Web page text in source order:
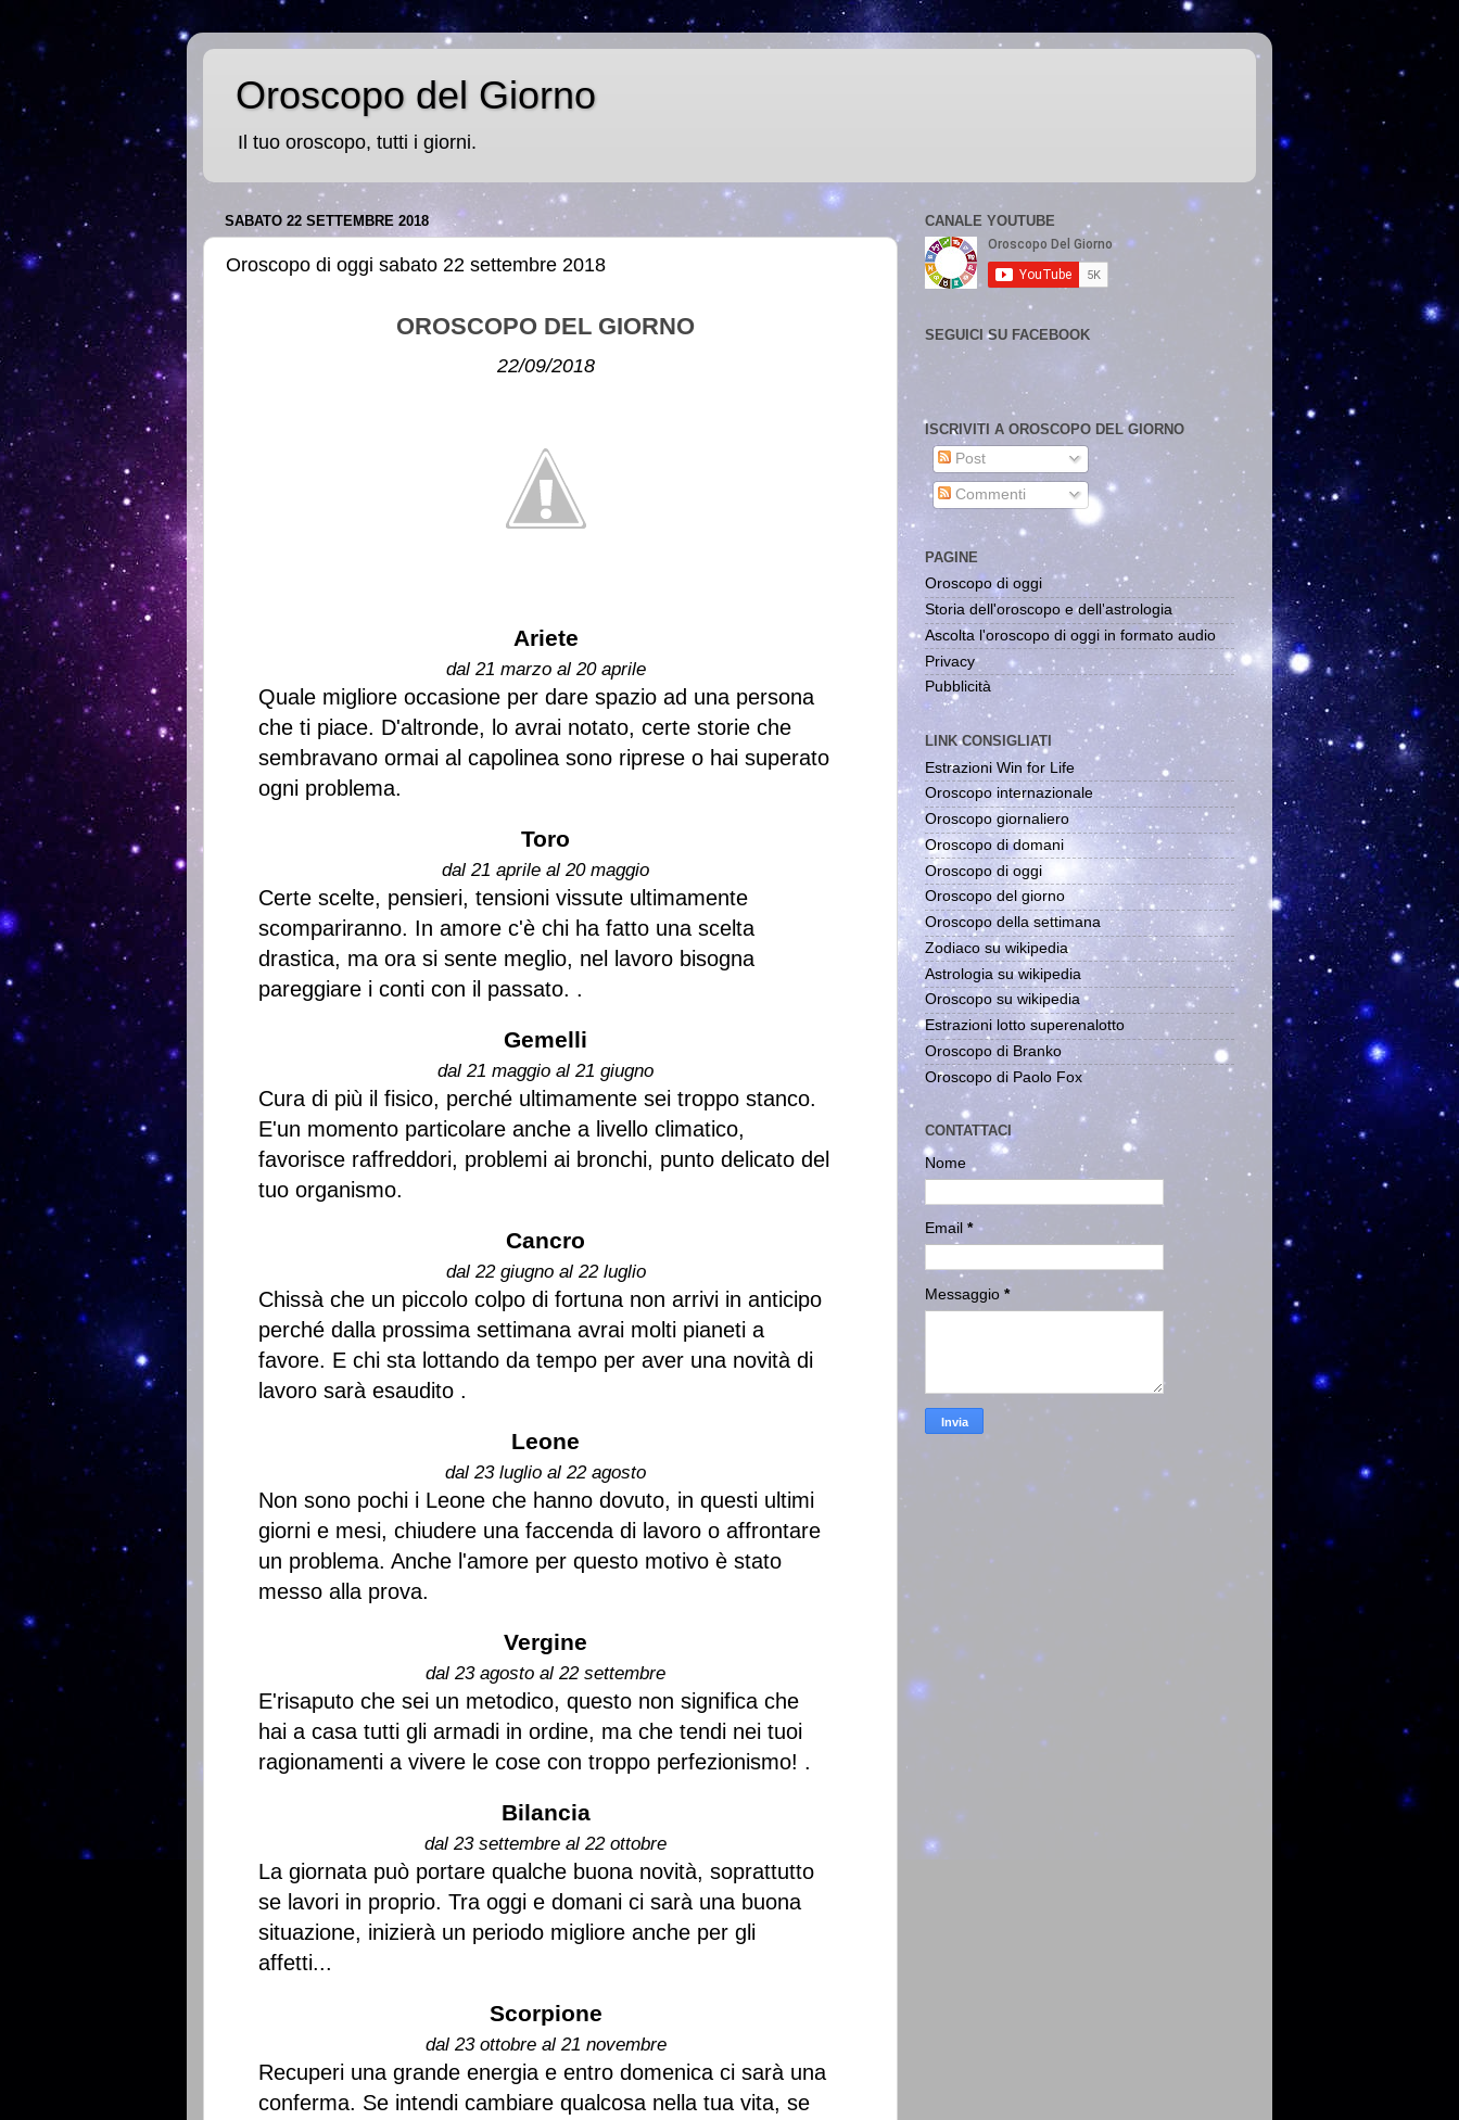
Oroscopo del Giorno
Il tuo oroscopo, tutti i giorni.
SABATO 22 SETTEMBRE 2018
Oroscopo di oggi sabato 22 settembre 2018
OROSCOPO DEL GIORNO
22/09/2018
Ariete
dal 21 marzo al 20 aprile
Quale migliore occasione per dare spazio ad una persona
che ti piace. D'altronde, lo avrai notato, certe storie che
sembravano ormai al capolinea sono riprese o hai superato
ogni problema.
Toro
dal 21 aprile al 20 maggio
Certe scelte, pensieri, tensioni vissute ultimamente
scompariranno. In amore c'è chi ha fatto una scelta
drastica, ma ora si sente meglio, nel lavoro bisogna
pareggiare i conti con il passato. .
Gemelli
dal 21 maggio al 21 giugno
Cura di più il fisico, perché ultimamente sei troppo stanco.
E'un momento particolare anche a livello climatico,
favorisce raffreddori, problemi ai bronchi, punto delicato del
tuo organismo.
Cancro
dal 22 giugno al 22 luglio
Chissà che un piccolo colpo di fortuna non arrivi in anticipo
perché dalla prossima settimana avrai molti pianeti a
favore. E chi sta lottando da tempo per aver una novità di
lavoro sarà esaudito .
Leone
dal 23 luglio al 22 agosto
Non sono pochi i Leone che hanno dovuto, in questi ultimi
giorni e mesi, chiudere una faccenda di lavoro o affrontare
un problema. Anche l'amore per questo motivo è stato
messo alla prova.
Vergine
dal 23 agosto al 22 settembre
E'risaputo che sei un metodico, questo non significa che
hai a casa tutti gli armadi in ordine, ma che tendi nei tuoi
ragionamenti a vivere le cose con troppo perfezionismo! .
Bilancia
dal 23 settembre al 22 ottobre
La giornata può portare qualche buona novità, soprattutto
se lavori in proprio. Tra oggi e domani ci sarà una buona
situazione, inizierà un periodo migliore anche per gli
affetti...
Scorpione
dal 23 ottobre al 21 novembre
Recuperi una grande energia e entro domenica ci sarà una
conferma. Se intendi cambiare qualcosa nella tua vita, se
CANALE YOUTUBE
SEGUICI SU FACEBOOK
ISCRIVITI A OROSCOPO DEL GIORNO
Post
Commenti
PAGINE
Oroscopo di oggi
Storia dell'oroscopo e dell'astrologia
Ascolta l'oroscopo di oggi in formato audio
Privacy
Pubblicità
LINK CONSIGLIATI
Estrazioni Win for Life
Oroscopo internazionale
Oroscopo giornaliero
Oroscopo di domani
Oroscopo di oggi
Oroscopo del giorno
Oroscopo della settimana
Zodiaco su wikipedia
Astrologia su wikipedia
Oroscopo su wikipedia
Estrazioni lotto superenalotto
Oroscopo di Branko
Oroscopo di Paolo Fox
CONTATTACI
Nome
Email *
Messaggio *